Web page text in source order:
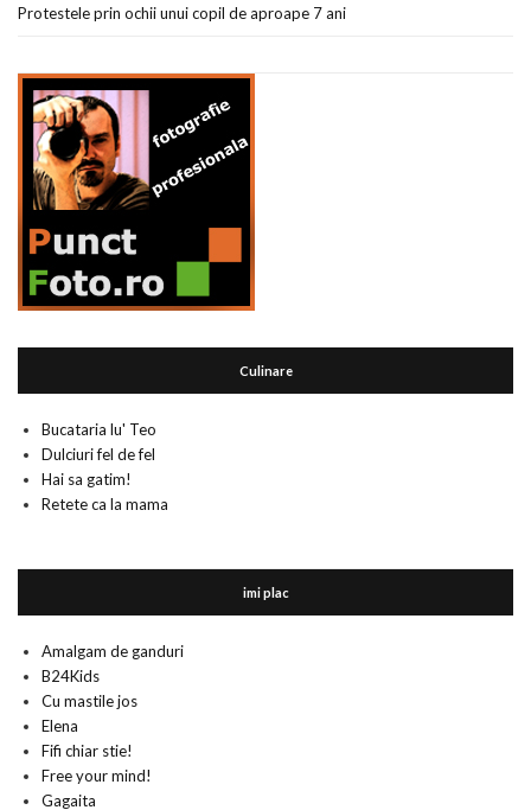
Protestele prin ochii unui copil de aproape 7 ani
Culinare
Bucataria lu' Teo
Dulciuri fel de fel
Hai sa gatim!
Retete ca la mama
imi plac
Amalgam de ganduri
B24Kids
Cu mastile jos
Elena
Fifi chiar stie!
Free your mind!
Gagaita